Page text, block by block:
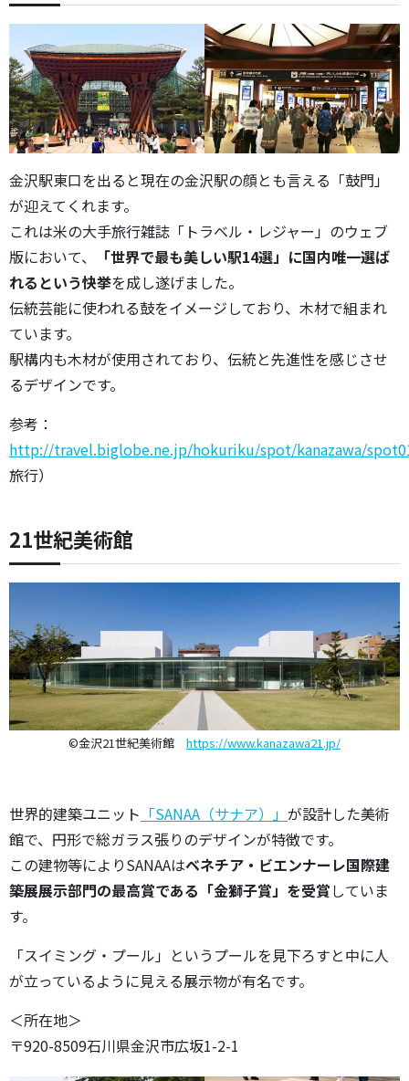
金沢駅東口を出ると現在の金沢駅の顔とも言える「鼓門」
が迎えてくれます。
これは米の大手旅行雑誌「トラベル・レジャー」のウェブ
版において、
「世界で最も美しい駅14選」に国内唯一選ば
れるという快挙を成し遂げました。
伝統芸能に使われる鼓をイメージしており、木材で組まれ
ています。
駅構内も木材が使用されており、伝統と先進性を感じさせ
るデザインです。
参考：
http://travel.biglobe.ne.jp/hokuriku/spot/kanazawa/
旅行）
21世紀美術館
©金沢21世紀美術館 https://www.kanazawa21.jp/
世界的建築ユニット 「SANAA（サナア）」 が設計した美術
館で、円形で総ガラス張りのデザインが特徴です。
この建物等によりSANAAはベネチア・ビエンナーレ国際建
築展展示部門の最高賞である「金獅子賞」を受賞していま
す。
「スイミング・プール」というプールを見下ろすと中に人
が立っているように見える展示物が有名です。
＜所在地＞
〒920-8509石川県金沢市広坂1-2-1